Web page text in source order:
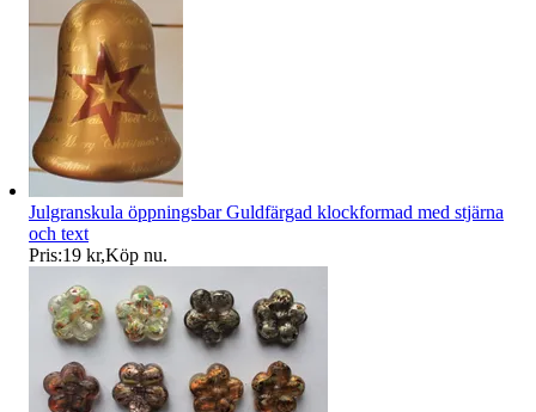
Julgranskula öppningsbar Guldfärgad klockformad med stjärna
och text
Pris:19 kr,Köp nu.